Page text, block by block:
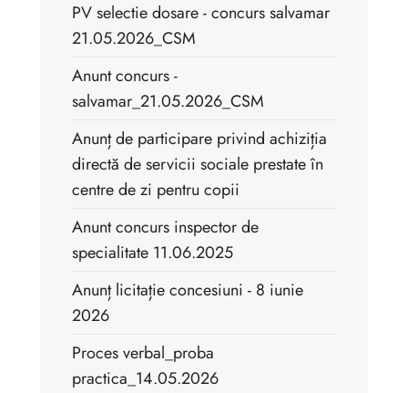
PV selectie dosare - concurs salvamar
21.05.2026_CSM
Anunt concurs -
salvamar_21.05.2026_CSM
Anunț de participare privind achiziția
directă de servicii sociale prestate în
centre de zi pentru copii
Anunt concurs inspector de
specialitate 11.06.2025
Anunț licitație concesiuni - 8 iunie
2026
Proces verbal_proba
practica_14.05.2026